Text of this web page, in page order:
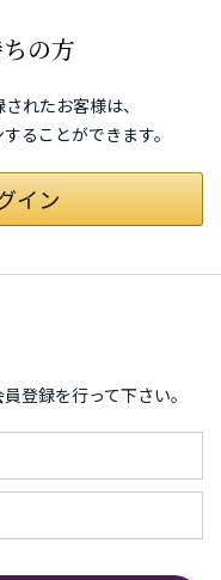
の方
れたお客様は、
ることができます。
登録を行って下さい。